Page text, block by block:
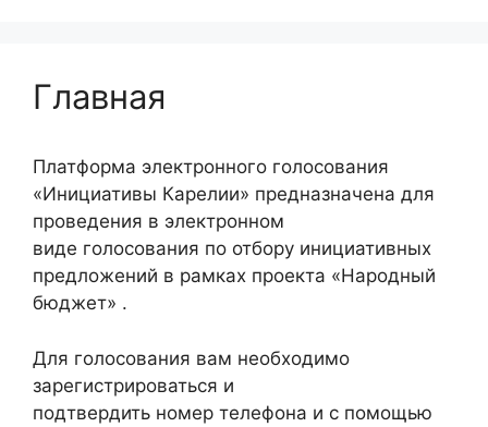
Главная
Платформа электронного голосования
«Инициативы Карелии» предназначена для
проведения в электронном
виде голосования по отбору инициативных
предложений в рамках проекта «Народный
бюджет» .
Для голосования вам необходимо
зарегистрироваться и
подтвердить номер телефона и с помощью